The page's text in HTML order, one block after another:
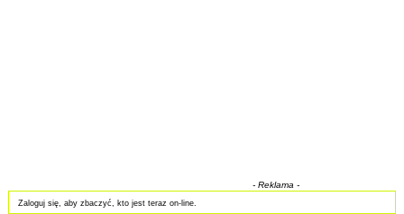
- Reklama -
Zaloguj się, aby zbaczyć, kto jest teraz on-line.